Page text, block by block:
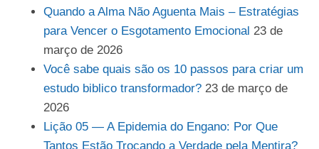
Quando a Alma Não Aguenta Mais – Estratégias
para Vencer o Esgotamento Emocional 23 de
março de 2026
Você sabe quais são os 10 passos para criar um
estudo biblico transformador? 23 de março de
2026
Lição 05 — A Epidemia do Engano: Por Que
Tantos Estão Trocando a Verdade pela Mentira?